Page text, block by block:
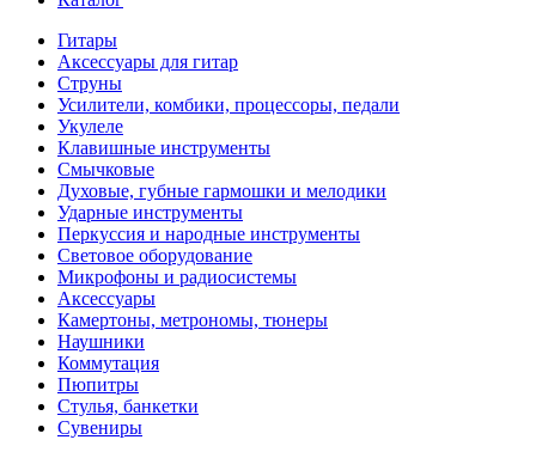
Гитары
Аксессуары для гитар
Струны
Усилители, комбики, процессоры, педали
Укулеле
Клавишные инструменты
Смычковые
Духовые, губные гармошки и мелодики
Ударные инструменты
Перкуссия и народные инструменты
Световое оборудование
Микрофоны и радиосистемы
Аксессуары
Камертоны, метрономы, тюнеры
Наушники
Коммутация
Пюпитры
Стулья, банкетки
Сувениры